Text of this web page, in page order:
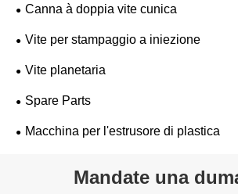
Canna à doppia vite cunica
Vite per stampaggio a iniezione
Vite planetaria
Spare Parts
Macchina per l'estrusore di plastica
Mandate una